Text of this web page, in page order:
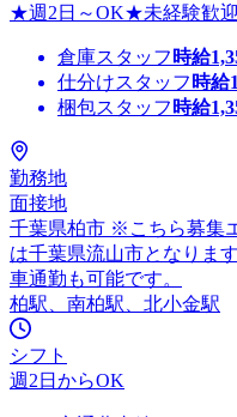
★週2日～OK★未経験歓迎
倉庫スタッフ 時給
仕分けスタッフ 時給
梱包スタッフ 時給
勤務地
面接地
千葉県柏市 ※こちら募集
は千葉県流山市となりま
車通勤も可能です。
柏駅、南柏駅、北小金駅
シフト
週2日からOK